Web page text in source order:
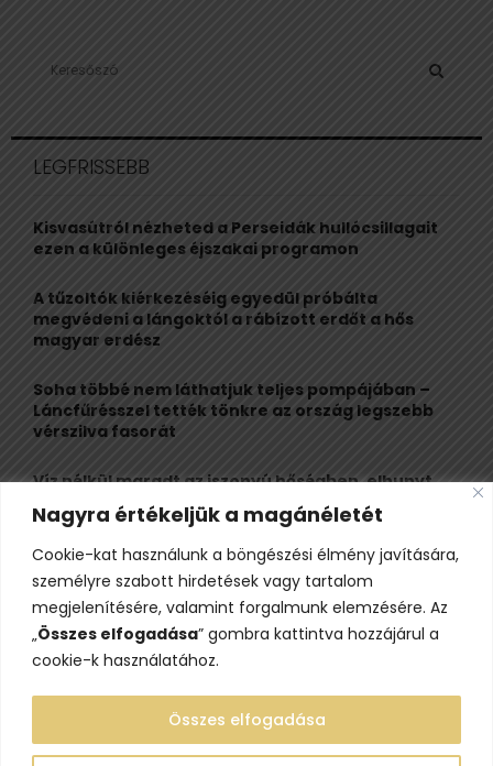
Nagyra értékeljük a magánéletét
Cookie-kat használunk a böngészési élmény javítására,
személyre szabott hirdetések vagy tartalom
megjelenítésére, valamint forgalmunk elemzésére. Az
„Összes elfogadása” gombra kattintva hozzájárul a
cookie-k használatához.
Összes elfogadása
h
o
r
LEGFRISSEBB
Kisvasútról nézheted a Perseidák hullócsillagait
ezen a különleges éjszakai programon
A tűzoltók kiérkezéséig egyedül próbálta
megvédeni a lángoktól a rábízott erdőt a hős
magyar erdész
Soha többé nem láthatjuk teljes pompájában –
Láncfűrésszel tették tönkre az ország legszebb
vérszilva fasorát
Víz nélkül maradt az iszonyú hőségben, elhunyt
egy kiránduló a legnépszerűbb horvát
hegységben
Felbecsülhetetlen értékű honfoglaláskori
leletegyüttes került elő Pest megyében – videóval